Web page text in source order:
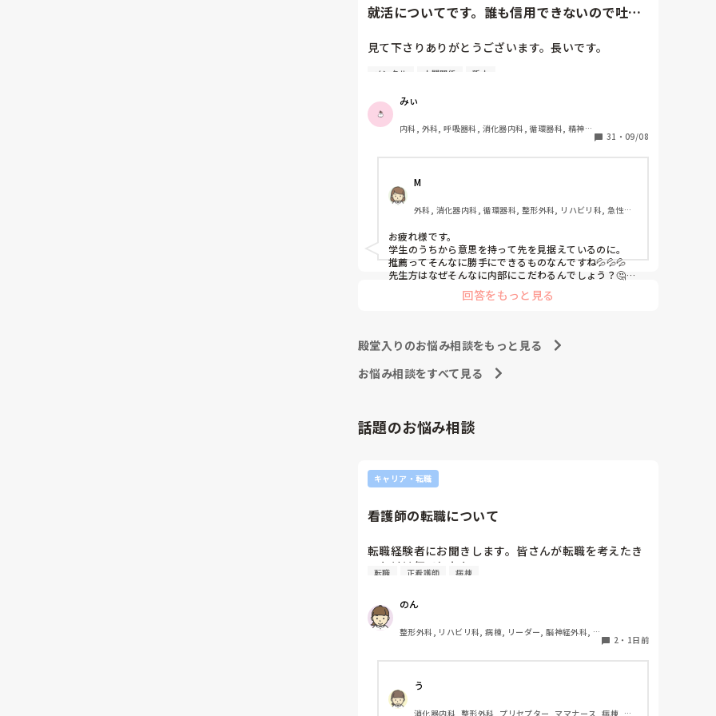
私自身入院経験があり、患者の立場を経験していて、そ
張ってます。
まだ1年しか看護のこと勉強していない人が言うのもな
🙆‍♀️(たぶんですが…)
看護師の立場の意見はまた別の方が回答してくれるかな
と。私も現役看護師さんの意見知りたいです。
就活についてです。誰も信用できないので吐き
見て下さりありがとうございます。長いです。
①グループ系列の専門学校に行っています。
借りずに頑張って3年生になったところです。外部の
受験を考えていることは1年生の時から担任･就職担当
の事務に伝えていました。
③現在、内部(グループ系列)のA病院、外部のB病院を
①-③を前提として読んで頂きたいです。
インターンシップに行ってから何処に就職したいのか
決めたいという考えが私にあり、気になっている病院
(B病院)のインターンシップに行けたのが8月中旬でし
た。とてもいい所で、内部の病院がどれだけ古い考え
方で人間関係が終わっているのかがわかりました。
す。
私が行きたい病棟は回リハか循環器科です。
からは、「内部も受けて外部も受ける前例なんてな
病院で保育施設もあり、子育てしやすく、家から30分
以内で手当も多いB病院は第1志望として考えていま
かる確率が低いため、滑り止めとして内部も受けたい
が受かってAも受かったらBに行きます。」と伝えまし
た。
してどうかと思うけど。」と言われましたが、1年生
の頃からお伝えしていますし意志を曲げるつもりは毛
頭ありませんと伝えたところ、「じゃあ内部の試験も
また、内部の試験は第1志望〜第3志望まで必ず書かな
ければいけなく、第1志望に行ける可能性はかなり低
メンタル 人間関係 新人
みぃ
内科, 外科, 呼吸器科, 消化器内科, 循環器科, 精神
性期, ICU, 新人ナース, 病棟, 神経内科, 脳神経外
オペ室, 透析
31 ・ 09/08
M
外科, 消化器内科, 循環器科, 整形外科, リハビリ科, 急性期,
お疲れ様です。
学生のうちから意思を持って先を見据えているのに。
推薦ってそんなに勝手にできるものなんですね💦💦💦
先生方はなぜそんなに内部にこだわるんでしょう？🤔😮‍💨
親御さんはなんて言ってますか？
学校には話は通じない気がしますね💦
うかも🤔💦
それが可能なのか分かりませんが…💦
回答をもっと見る
殿堂入りのお悩み相談をもっと見る
お悩み相談をすべて見る
話題のお悩み相談
キャリア・転職
看護師の転職について
転職経験者にお聞きします。皆さんが転職を考えたき
っかけは何でしたか?
転職 正看護師 病棟
のん
整形外科, リハビリ科, 病棟, リーダー, 脳神経外科,
2 ・ 1日前
う
消化器内科, 整形外科, プリセプター, ママナース, 病棟, 訪